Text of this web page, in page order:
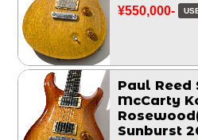
¥550,000-
Paul Reed
McCarty
Sunburst